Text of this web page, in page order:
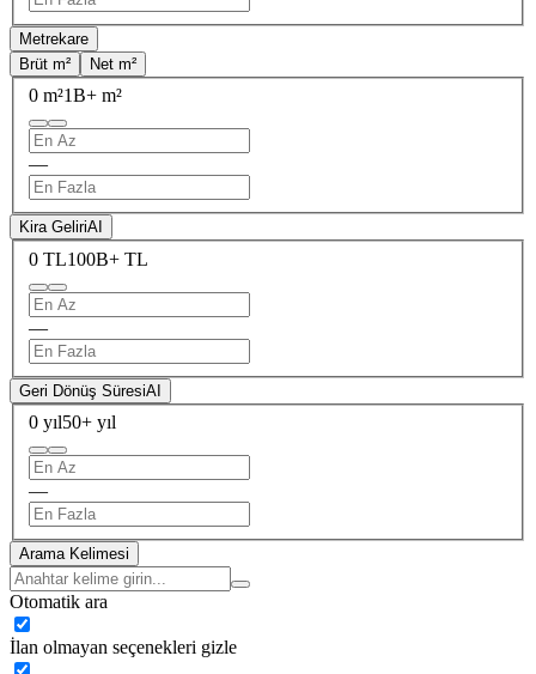
Metrekare
Brüt m²
Net m²
0 m²1B+ m²
—
Kira GeliriAI
0 TL100B+ TL
—
Geri Dönüş SüresiAI
0 yıl50+ yıl
—
Arama Kelimesi
Otomatik ara
İlan olmayan seçenekleri gizle